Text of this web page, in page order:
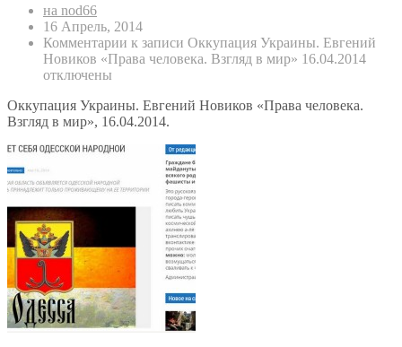
на nod66
16 Апрель, 2014
Комментарии к записи Оккупация Украины. Евгений
Новиков «Права человека. Взгляд в мир» 16.04.2014
отключены
Оккупация Украины. Евгений Новиков «Права человека.
Взгляд в мир», 16.04.2014.